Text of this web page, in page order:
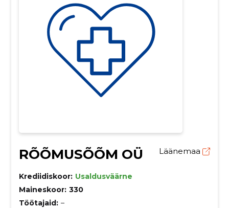
RÕÕMUSÕÕM OÜ Läänemaa
Krediidiskoor: Usaldusväärne
Maineskoor: 330
Töötajaid: –